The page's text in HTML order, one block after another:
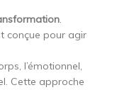
.
conçue pour agir
l’émotionnel,
Cette approche